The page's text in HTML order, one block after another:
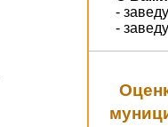
-
-